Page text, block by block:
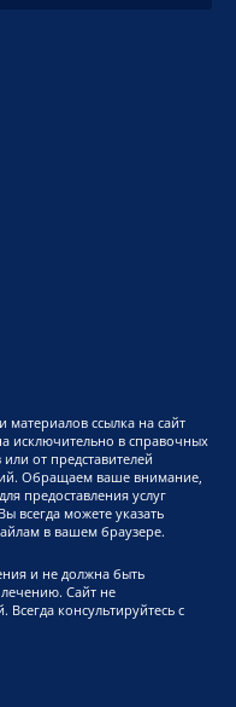
ссылка на сайт
исключительно в справочных
от представителей
Обращаем ваше внимание,
предоставления услуг
всегда можете указать
в вашем браузере.
и не должна быть
Сайт не
консультируйтесь с